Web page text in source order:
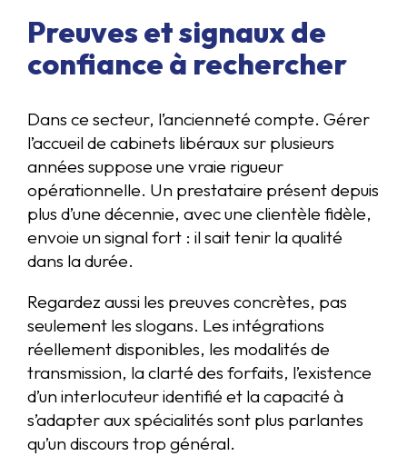
Preuves et signaux de
confiance à rechercher
Dans ce secteur, l’ancienneté compte. Gérer
l’accueil de cabinets libéraux sur plusieurs
années suppose une vraie rigueur
opérationnelle. Un prestataire présent depuis
plus d’une décennie, avec une clientèle fidèle,
envoie un signal fort : il sait tenir la qualité
dans la durée.
Regardez aussi les preuves concrètes, pas
seulement les slogans. Les intégrations
réellement disponibles, les modalités de
transmission, la clarté des forfaits, l’existence
d’un interlocuteur identifié et la capacité à
s’adapter aux spécialités sont plus parlantes
qu’un discours trop général.